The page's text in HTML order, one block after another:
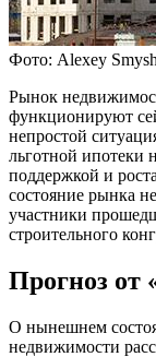
Фото: Alexey
Рынок
функционируют
непростой
льготной ипотеки
поддержкой и
состояние рынка
участники
строительного
Прогноз
О нынешнем
недвижимости